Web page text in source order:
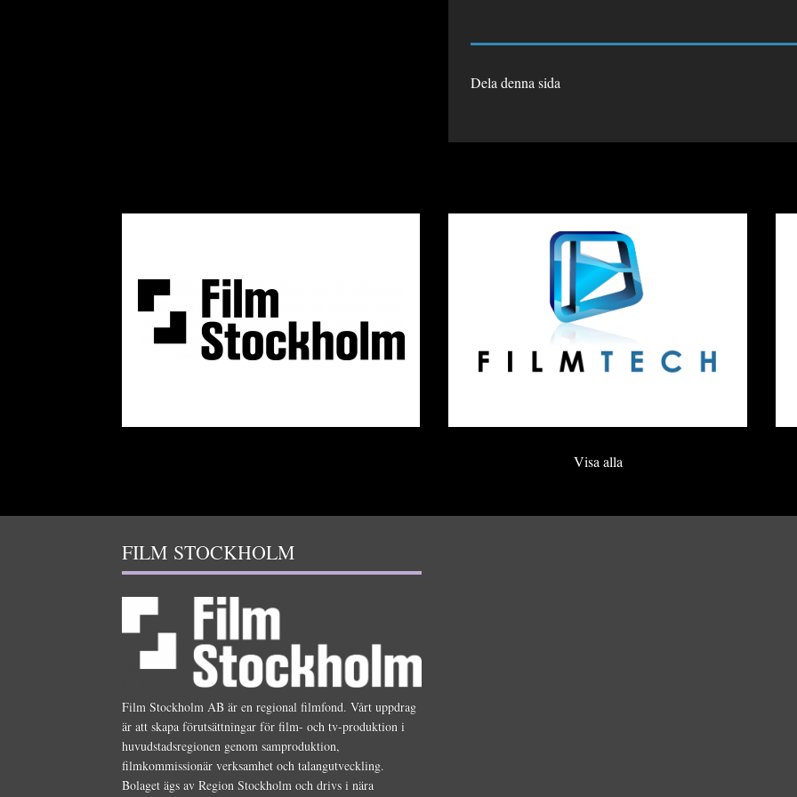
Dela denna sida
Visa alla
FILM STOCKHOLM
Film Stockholm AB är en regional filmfond. Vårt uppdrag
är att skapa förutsättningar för film- och tv-produktion i
huvudstadsregionen genom samproduktion,
filmkommissionär verksamhet och talangutveckling.
Bolaget ägs av Region Stockholm och drivs i nära